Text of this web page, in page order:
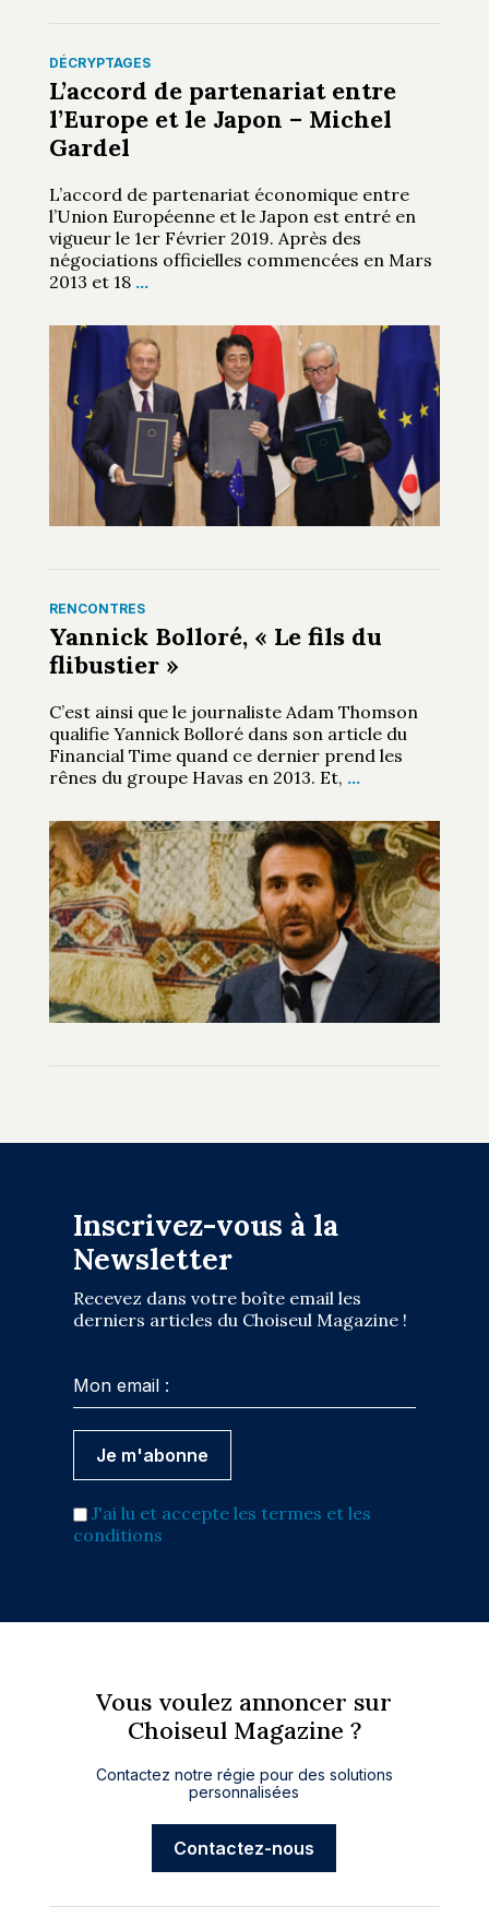
DÉCRYPTAGES
L’accord de partenariat entre
l’Europe et le Japon – Michel
Gardel
L’accord de partenariat économique entre
l’Union Européenne et le Japon est entré en
vigueur le 1er Février 2019. Après des
négociations officielles commencées en Mars
2013 et 18 …
RENCONTRES
Yannick Bolloré, « Le fils du
flibustier »
C’est ainsi que le journaliste Adam Thomson
qualifie Yannick Bolloré dans son article du
Financial Time quand ce dernier prend les
rênes du groupe Havas en 2013. Et, …
Inscrivez-vous à la
Newsletter
Recevez dans votre boîte email les
derniers articles du Choiseul Magazine !
J'ai lu et accepte les termes et les
conditions
Vous voulez annoncer sur
Choiseul Magazine ?
Contactez notre régie pour des solutions
personnalisées
Contactez-nous